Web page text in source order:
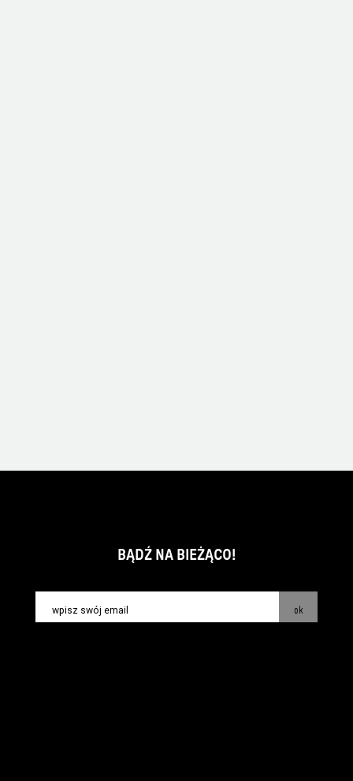
BĄDŹ NA BIEŻĄCO!
ok